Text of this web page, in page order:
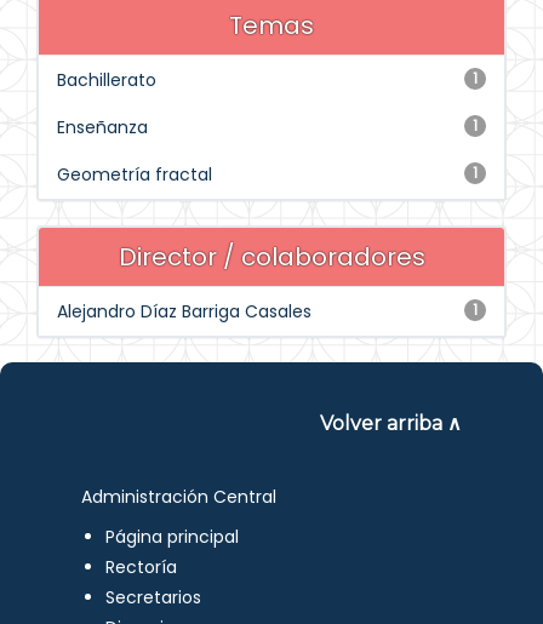
Temas
1
Bachillerato
1
Enseñanza
1
Geometría fractal
Director / colaboradores
1
Alejandro Díaz Barriga Casales
Volver arriba ∧
Administración Central
Página principal
Rectoría
Secretarios